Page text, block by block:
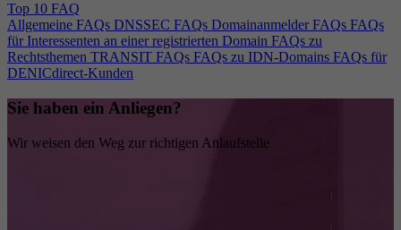
Top 10 FAQ
Allgemeine FAQs DNSSEC FAQs Domainanmelder FAQs FAQs
für Interessenten an einer registrierten Domain FAQs zu
Rechtsthemen TRANSIT FAQs FAQs zu IDN-Domains FAQs für
DENICdirect-Kunden
Sie haben ein Anliegen?
Wir weisen den Weg zur richtigen Anlaufstelle